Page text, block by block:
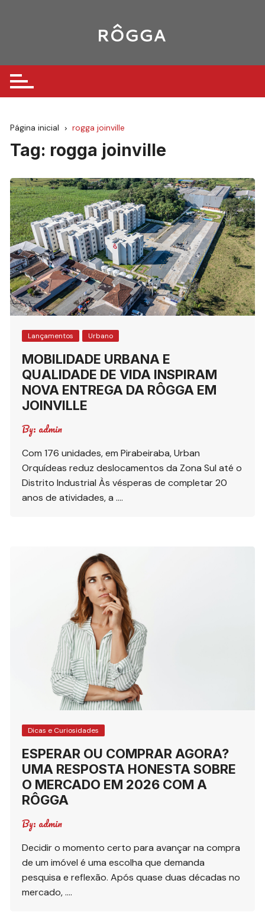
Página inicial rogga joinville
Tag: rogga joinville
Lançamentos Urbano
MOBILIDADE URBANA E
QUALIDADE DE VIDA INSPIRAM
NOVA ENTREGA DA RÔGGA EM
JOINVILLE
By: admin
Com 176 unidades, em Pirabeiraba, Urban
Orquídeas reduz deslocamentos da Zona Sul até o
Distrito Industrial Às vésperas de completar 20
anos de atividades, a ….
Dicas e Curiosidades
ESPERAR OU COMPRAR AGORA?
UMA RESPOSTA HONESTA SOBRE
O MERCADO EM 2026 COM A
RÔGGA
By: admin
Decidir o momento certo para avançar na compra
de um imóvel é uma escolha que demanda
pesquisa e reflexão. Após quase duas décadas no
mercado, ….